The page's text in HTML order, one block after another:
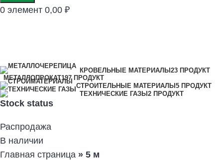
0 элемент 0,00 ₽
КРОВЕЛЬНЫЕ МАТЕРИАЛЫ23 ПРОДУКТ
МЕТАЛЛОПРОКАТ197 ПРОДУКТ
СТРОИТЕЛЬНЫЕ МАТЕРИАЛЫ5 ПРОДУКТ
ТЕХНИЧЕСКИЕ ГАЗЫ2 ПРОДУКТ
Stock status
Распродажа
В наличии
Главная страница » 5 м